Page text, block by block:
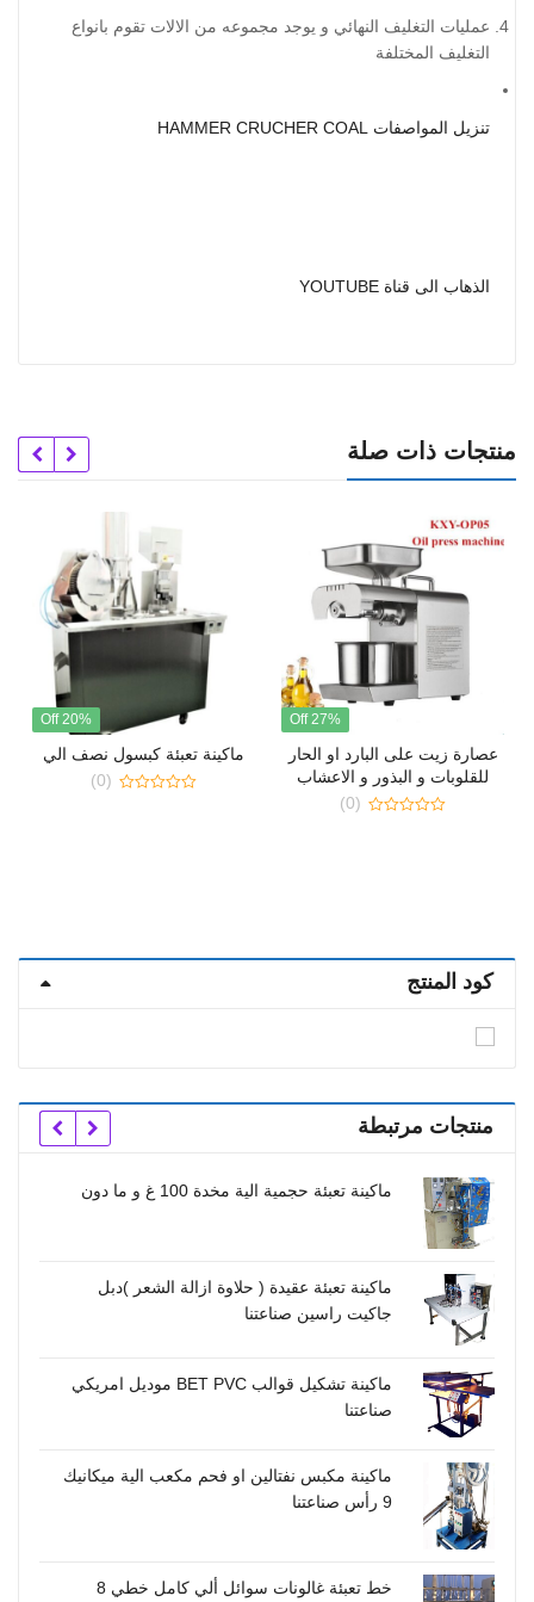
عمليات التغليف النهائي و يوجد مجموعه من الالات تقوم بانواع
التغليف المختلفة
تنزيل المواصفات HAMMER CRUCHER COAL
الذهاب الى قناة YOUTUBE
منتجات ذات صلة
27% Off
عصارة زيت على البارد او الحار
للقلوبات و البذور و الاعشاب
الطبية (0)
20% Off
ماكينة تعبئة كبسول نصف الي
(0)
كود المنتج
منتجات مرتبطة
ماكينة تعبئة حجمية الية مخدة 100 غ و ما دون
ماكينة تعبئة عقيدة ( حلاوة ازالة الشعر )دبل
جاكيت راسين صناعتنا
ماكينة تشكيل قوالب BET PVC موديل امريكي
صناعتنا
ماكينة مكبس نفتالين او فحم مكعب الية ميكانيك
9 رأس صناعتنا
خط تعبئة غالونات سوائل ألي كامل خطي 8